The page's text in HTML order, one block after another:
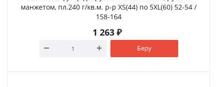
манжетом, пл.240 г/кв.м. р-р XS(44) по 5XL(60) 52-54 /
158-164
1 263₽
Беру